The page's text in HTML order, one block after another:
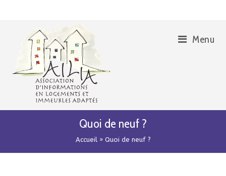
Content
navigation
Menu
Quoi de neuf ?
Accueil» Quoi de neuf ?